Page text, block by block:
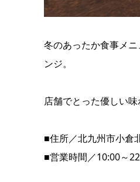
冬のあったか食事メ
ンジ。
店舗でとった優しい
■住所／北九州市小倉
■営業時間／10:00～